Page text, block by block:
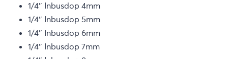
1/4″ Inbusdop 4mm
1/4″ Inbusdop 5mm
1/4″ Inbusdop 6mm
1/4″ Inbusdop 7mm